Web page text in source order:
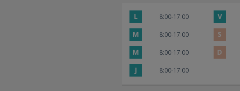
L 8:00-17:00 V
M 8:00-17:00 S
M 8:00-17:00 D
J 8:00-17:00